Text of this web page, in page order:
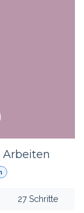
27 Schritte